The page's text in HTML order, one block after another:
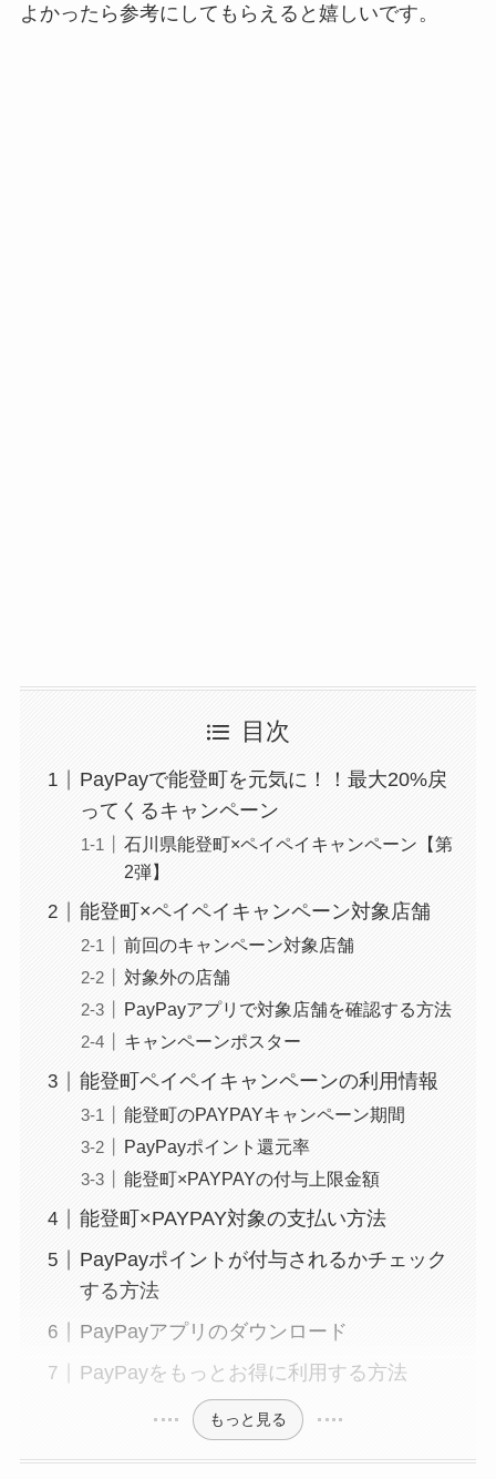
よかったら参考にしてもらえると嬉しいです。
目次
PayPayで能登町を元気に！！最大20%戻
ってくるキャンペーン
石川県能登町×ペイペイキャンペーン【第
2弾】
能登町×ペイペイキャンペーン対象店舗
前回のキャンペーン対象店舗
対象外の店舗
PayPayアプリで対象店舗を確認する方法
キャンペーンポスター
能登町ペイペイキャンペーンの利用情報
能登町のPAYPAYキャンペーン期間
PayPayポイント還元率
能登町×PAYPAYの付与上限金額
能登町×PAYPAY対象の支払い方法
PayPayポイントが付与されるかチェック
する方法
PayPayアプリのダウンロード
PayPayをもっとお得に利用する方法
もっと見る